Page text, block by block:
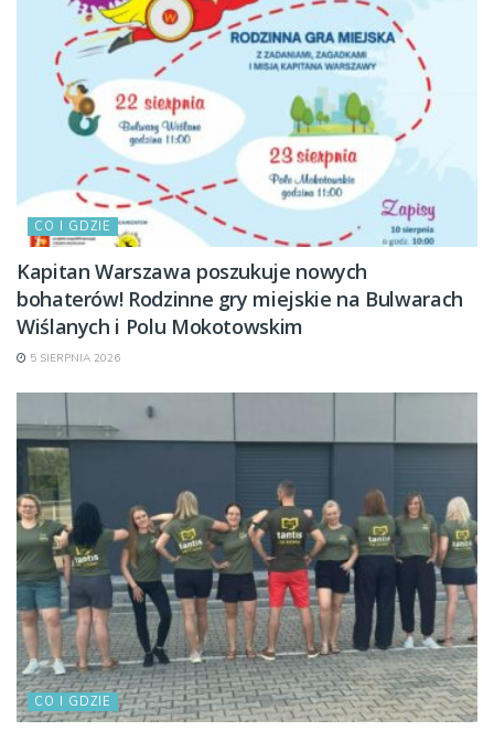
CO I GDZIE
Kapitan Warszawa poszukuje nowych
bohaterów! Rodzinne gry miejskie na Bulwarach
Wiślanych i Polu Mokotowskim
5 SIERPNIA 2026
CO I GDZIE